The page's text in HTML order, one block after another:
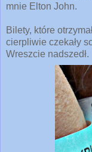
mnie Elton John.
Bilety, które
cierpliwie czekały
Wreszcie nadszedł.